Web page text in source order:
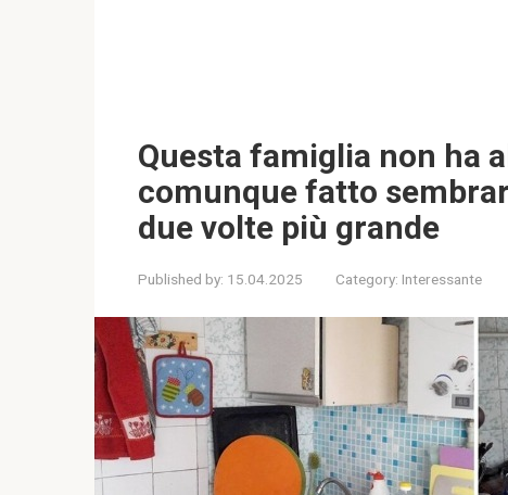
Questa famiglia non ha
comunque fatto
due volte più grande
Published by: 15.04.2025 Category: Interessante